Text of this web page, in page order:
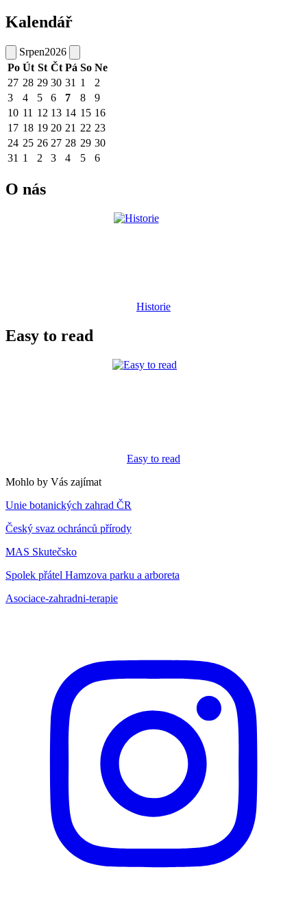
Kalendář
Srpen2026
Po Út St Čt Pá So Ne
27 28 29 30 31 1
2
3
4 5 6 7 8
9
10 11 12 13 14 15 16
17 18 19 20 21 22 23
24 25 26 27 28 29 30
31 1 2 3 4 5 6
O nás
Historie
Easy to read
Easy to read
Mohlo by Vás zajímat
Unie botanických zahrad ČR
Český svaz ochránců přírody
MAS Skutečsko
Spolek přátel Hamzova parku a arboreta
Asociace-zahradni-terapie